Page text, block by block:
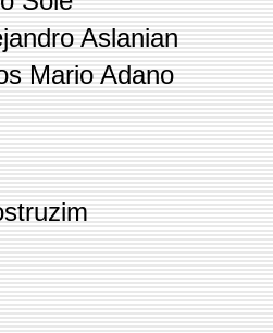
Aslanian
Mario Adano